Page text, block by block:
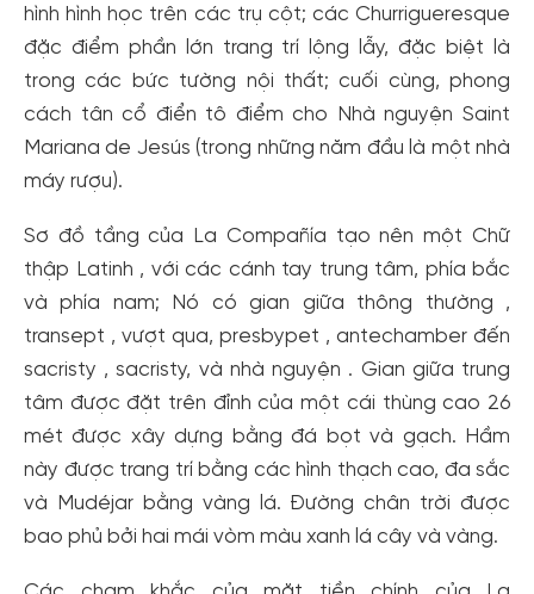
hình hình học trên các trụ cột; các Churrigueresque
đặc điểm phần lớn trang trí lộng lẫy, đặc biệt là
trong các bức tường nội thất; cuối cùng, phong
cách tân cổ điển tô điểm cho Nhà nguyện Saint
Mariana de Jesús (trong những năm đầu là một nhà
máy rượu).
Sơ đồ tầng của La Compañía tạo nên một Chữ
thập Latinh , với các cánh tay trung tâm, phía bắc
và phía nam; Nó có gian giữa thông thường ,
transept , vượt qua, presbypet , antechamber đến
sacristy , sacristy, và nhà nguyện . Gian giữa trung
tâm được đặt trên đỉnh của một cái thùng cao 26
mét được xây dựng bằng đá bọt và gạch. Hầm
này được trang trí bằng các hình thạch cao, đa sắc
và Mudéjar bằng vàng lá. Đường chân trời được
bao phủ bởi hai mái vòm màu xanh lá cây và vàng.